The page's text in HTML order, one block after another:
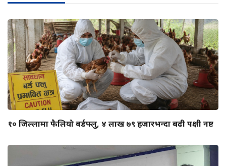
१० जिल्लामा फैलियो बर्डफ्लु, ४ लाख ७९ हजारभन्दा बढी पक्षी नष्ट